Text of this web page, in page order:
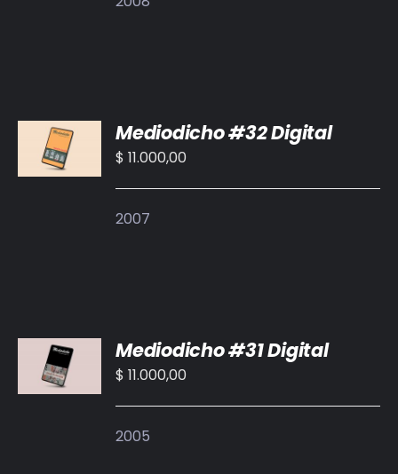
AL
CARRITO
/
Mediodicho #32 Digital
$ 11.000,00
2007
AL
CARRITO
/
Mediodicho #31 Digital
$ 11.000,00
2005